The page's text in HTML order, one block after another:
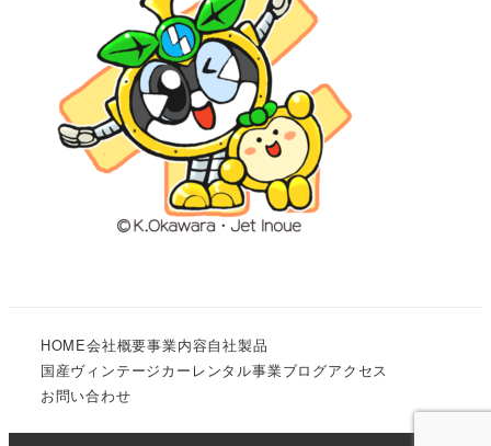
HOME会社概要事業内容自社製品
国産ヴィンテージカーレンタル事業ブログアクセス
お問い合わせ